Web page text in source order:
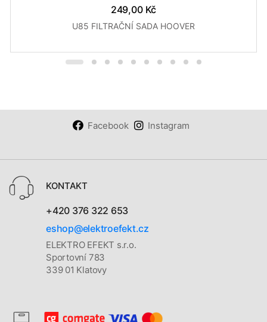
249,00 Kč
U85 FILTRAČNÍ SADA HOOVER
Facebook Instagram
KONTAKT
+420 376 322 653
eshop@elektroefekt.cz
ELEKTRO EFEKT s.r.o.
Sportovní 783
339 01 Klatovy